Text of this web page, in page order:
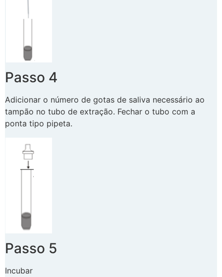
Passo 4
Adicionar o número de gotas de saliva necessário ao
tampão no tubo de extração. Fechar o tubo com a
ponta tipo pipeta.
Passo 5
Incubar